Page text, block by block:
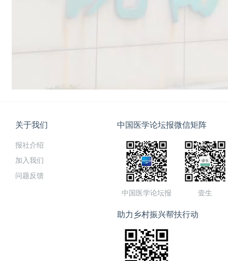
关于我们
报社介绍
加入我们
问题反馈
中国医学论坛报微信矩阵
中国医学论坛报 壹生
助力乡村振兴帮扶行动